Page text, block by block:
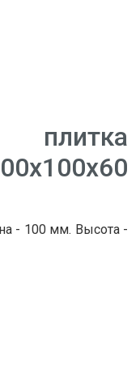
- 100 мм. Высота -